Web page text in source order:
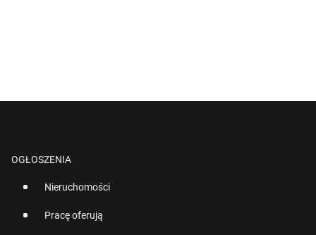
OGŁOSZENIA
Nieruchomości
Pracę oferują